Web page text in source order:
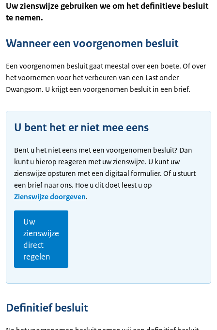
Uw zienswijze gebruiken we om het definitieve besluit
te nemen.
Wanneer een voorgenomen besluit
Een voorgenomen besluit gaat meestal over een boete. Of over
het voornemen voor het verbeuren van een Last onder
Dwangsom. U krijgt een voorgenomen besluit in een brief.
U bent het er niet mee eens
Bent u het niet eens met een voorgenomen besluit? Dan
kunt u hierop reageren met uw zienswijze. U kunt uw
zienswijze opsturen met een digitaal formulier. Of u stuurt
een brief naar ons. Hoe u dit doet leest u op
Zienswijze doorgeven.
Uw
zienswijze
direct
regelen
Definitief besluit